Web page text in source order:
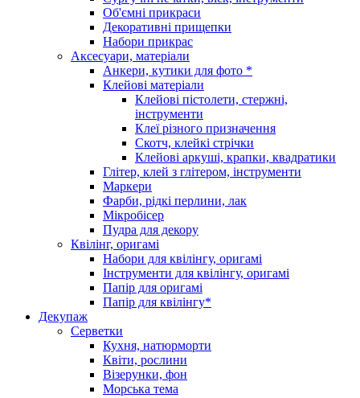
Об'ємні прикраси
Декоративні прищепки
Набори прикрас
Аксесуари, матеріали
Анкери, кутики для фото *
Клейові матеріали
Клейові пістолети, стержні,
інструменти
Клеї різного призначення
Скотч, клейкі стрічки
Клейові аркуші, крапки, квадратики
Глітер, клей з глітером, інструменти
Маркери
Фарби, рідкі перлини, лак
Мікробісер
Пудра для декору
Квілінг, оригамі
Набори для квілінгу, оригамі
Інструменти для квілінгу, оригамі
Папір для оригамі
Папір для квілінгу*
Декупаж
Серветки
Кухня, натюрморти
Квіти, рослини
Візерунки, фон
Морська тема